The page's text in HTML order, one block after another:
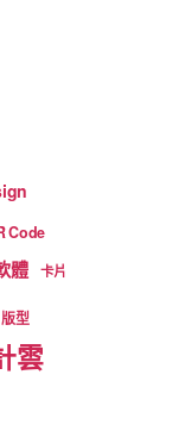
Code
體 卡片
版型
雲